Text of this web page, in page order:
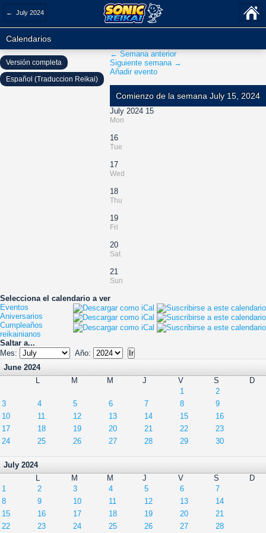
← July 2024
Calendarios
← Semana anterior
Siguiente semana →
Añadir evento
Comienzo de la semana July 15, 2024
July 2024 15
Mon
16
Tue
17
Wed
18
Thu
19
Fri
20
Sat
21
Sun
Selecciona el calendario a ver
Eventos
Aniversarios
Cumpleaños
reikainianos
Saltar a...
Mes:
Año:
June 2024
L
M M J V S
D
1
2
3
4 5 6 7 8
9
10
11 12 13 14 15
16
17
18 19 20 21 22
23
24
25 26 27 28 29 30
July 2024
L
M M J V S
D
1
2 3 4 5 6
7
8
9 10 11 12 13
14
15
16 17 18 19 20
21
22
23 24 25 26 27 28
Versión completa
Español (Traduccion Reikai)